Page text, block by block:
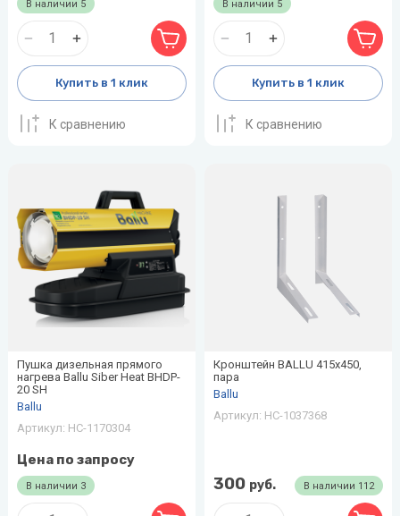
В наличии 5
Купить в 1 клик
К сравнению
В наличии 5
Купить в 1 клик
К сравнению
Пушка дизельная прямого
нагрева Ballu Siber Heat BHDP-
20 SH
Ballu
Артикул: НС-1170304
В наличии 3
Цена по запросу
Кронштейн BALLU 415х450,
пара
Ballu
Артикул: НС-1037368
В наличии 112
300 руб.